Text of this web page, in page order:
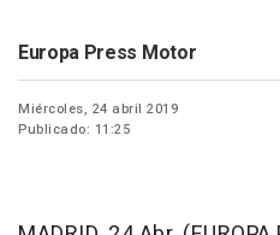
Europa Press Motor
Miércoles, 24 abril 2019
Publicado: 11:25